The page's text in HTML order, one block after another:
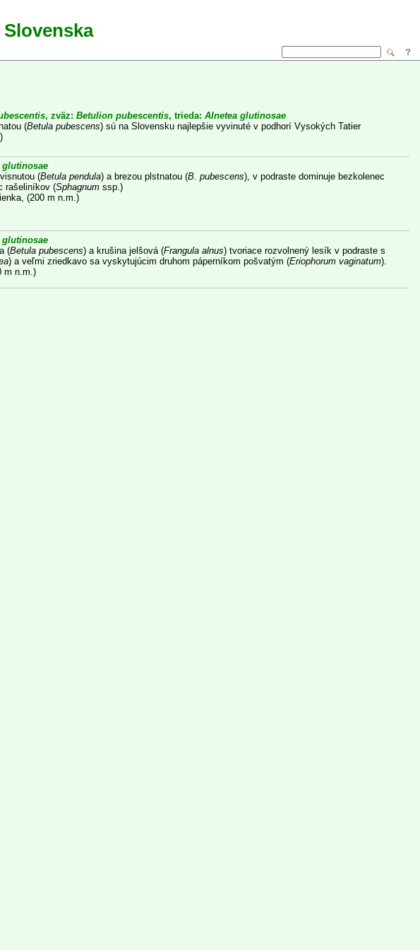
, zväz: Betulion pubescentis, trieda: Alnetea glutinosae
(Betula pubescens) sú na Slovensku najlepšie vyvinuté v podhorí Vysokých Tatier
glutinosae
(Betula pendula) a brezou plstnatou (B. pubescens), v podraste dominuje bezkolenec
rašeliníkov (Sphagnum ssp.)
(200 m n.m.)
glutinosae
(Betula pubescens) a krušina jelšová (Frangula alnus) tvoriace rozvolnený lesík v podraste s
) a veľmi zriedkavo sa vyskytujúcim druhom páperníkom pošvatým (Eriophorum vaginatum).
m n.m.)